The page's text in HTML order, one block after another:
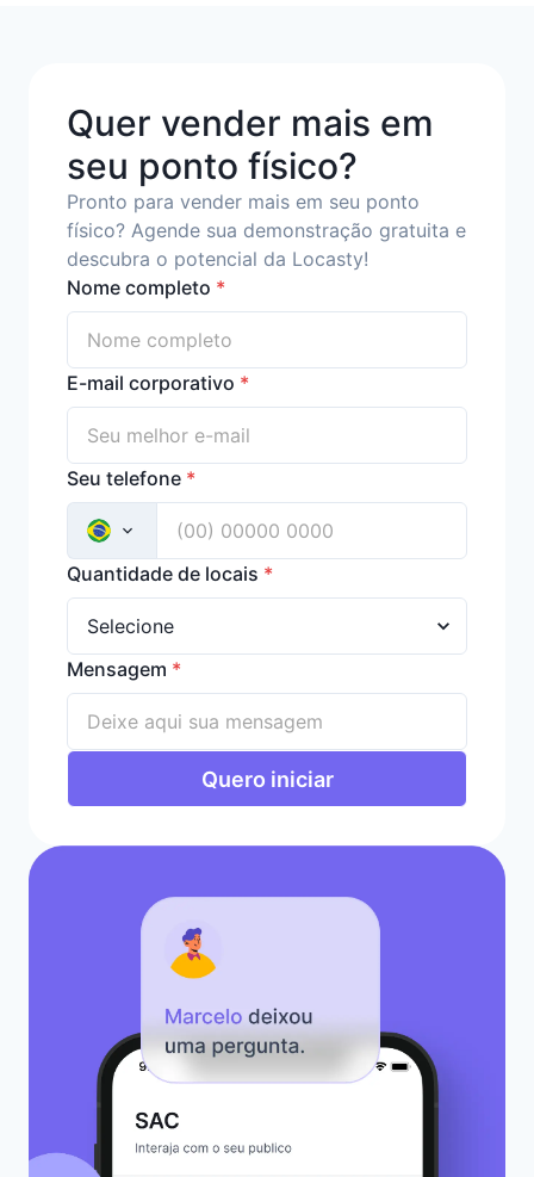
Quer vender mais em
seu ponto físico?
Pronto para vender mais em seu ponto
físico? Agende sua demonstração gratuita e
descubra o potencial da Locasty!
Nome completo *
E-mail corporativo *
Seu telefone *
Quantidade de locais *
Mensagem *
Quero iniciar